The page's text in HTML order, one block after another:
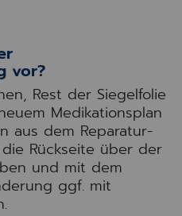
vor?
Rest der Siegelfolie
Medikationsplan
aus dem Reparatur-
Rückseite über der
und mit dem
ggf. mit